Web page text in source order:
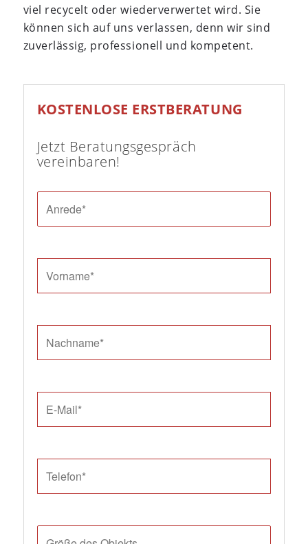
viel recycelt oder wiederverwertet wird. Sie
können sich auf uns verlassen, denn wir sind
zuverlässig, professionell und kompetent.
KOSTENLOSE ERSTBERATUNG
Jetzt Beratungsgespräch
vereinbaren!